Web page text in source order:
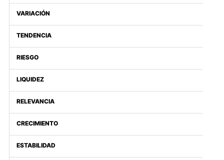
VARIACIÓN
TENDENCIA
RIESGO
LIQUIDEZ
RELEVANCIA
CRECIMIENTO
ESTABILIDAD